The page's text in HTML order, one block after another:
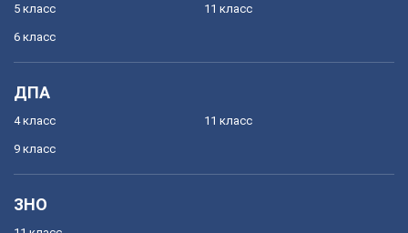
5 класс
6 класс
11 класс
ДПА
4 класс
9 класс
11 класс
ЗНО